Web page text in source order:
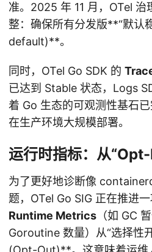
准。2025 年 11 月，OTel 治
整：确保所有分发版**“默认
default)**。
同时，OTel Go SDK 的
已达到 Stable 状态，Logs
着 Go 生态的可观测性基石
在生产环境大规模部署。
运行时指标：从
为了更好地诊断像
题，OTel Go SIG 正在推进
Runtime Metrics （如 GC
Goroutine 数量）从“选择性